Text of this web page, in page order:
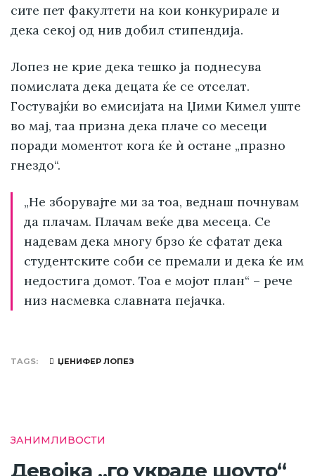
сите пет факултети на кои конкурирале и
дека секој од нив добил стипендија.
Лопез не крие дека тешко ја поднесува
помислата дека децата ќе се отселат.
Гостувајќи во емисијата на Џими Кимел уште
во мај, таа призна дека плаче со месеци
поради моментот кога ќе ѝ остане „празно
гнездо“.
„Не зборувајте ми за тоа, веднаш почнувам
да плачам. Плачам веќе два месеца. Се
надевам дека многу брзо ќе сфатат дека
студентските соби се премали и дека ќе им
недостига домот. Тоа е мојот план“ – рече
низ насмевка славната пејачка.
TAGS ЏЕНИФЕР ЛОПЕЗ
ЗАНИМЛИВОСТИ
Девојка „го украде шоуто“